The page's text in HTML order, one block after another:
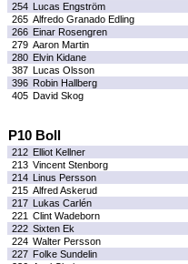
254 Lucas Engström
265 Alfredo Granado Edling
266 Einar Rosengren
279 Aaron Martin
280 Elvin Kidane
387 Lucas Olsson
396 Robin Hallberg
405 David Skog
P10 Boll
212 Elliot Kellner
213 Vincent Stenborg
214 Linus Persson
215 Alfred Askerud
217 Lukas Carlén
221 Clint Wadeborn
222 Sixten Ek
224 Walter Persson
227 Folke Sundelin